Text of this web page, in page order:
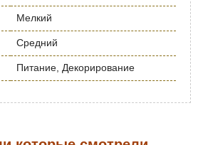
Мелкий
Средний
Питание, Декорирование